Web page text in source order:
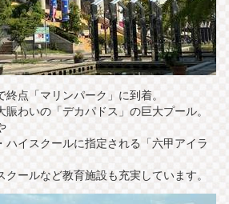
点「マリンパーク」に到着。
わいの「デカパドス」の巨大プール。
ハイスクールに指定される「六甲アイラ
ールなど教育施設も充実しています。